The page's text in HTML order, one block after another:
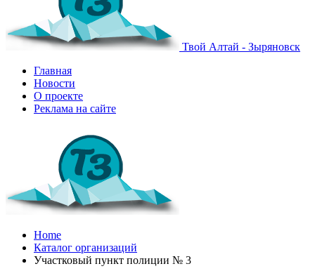
Твой Алтай - Зыряновск
Главная
Новости
О проекте
Реклама на сайте
Home
Каталог организаций
Участковый пункт полиции № 3